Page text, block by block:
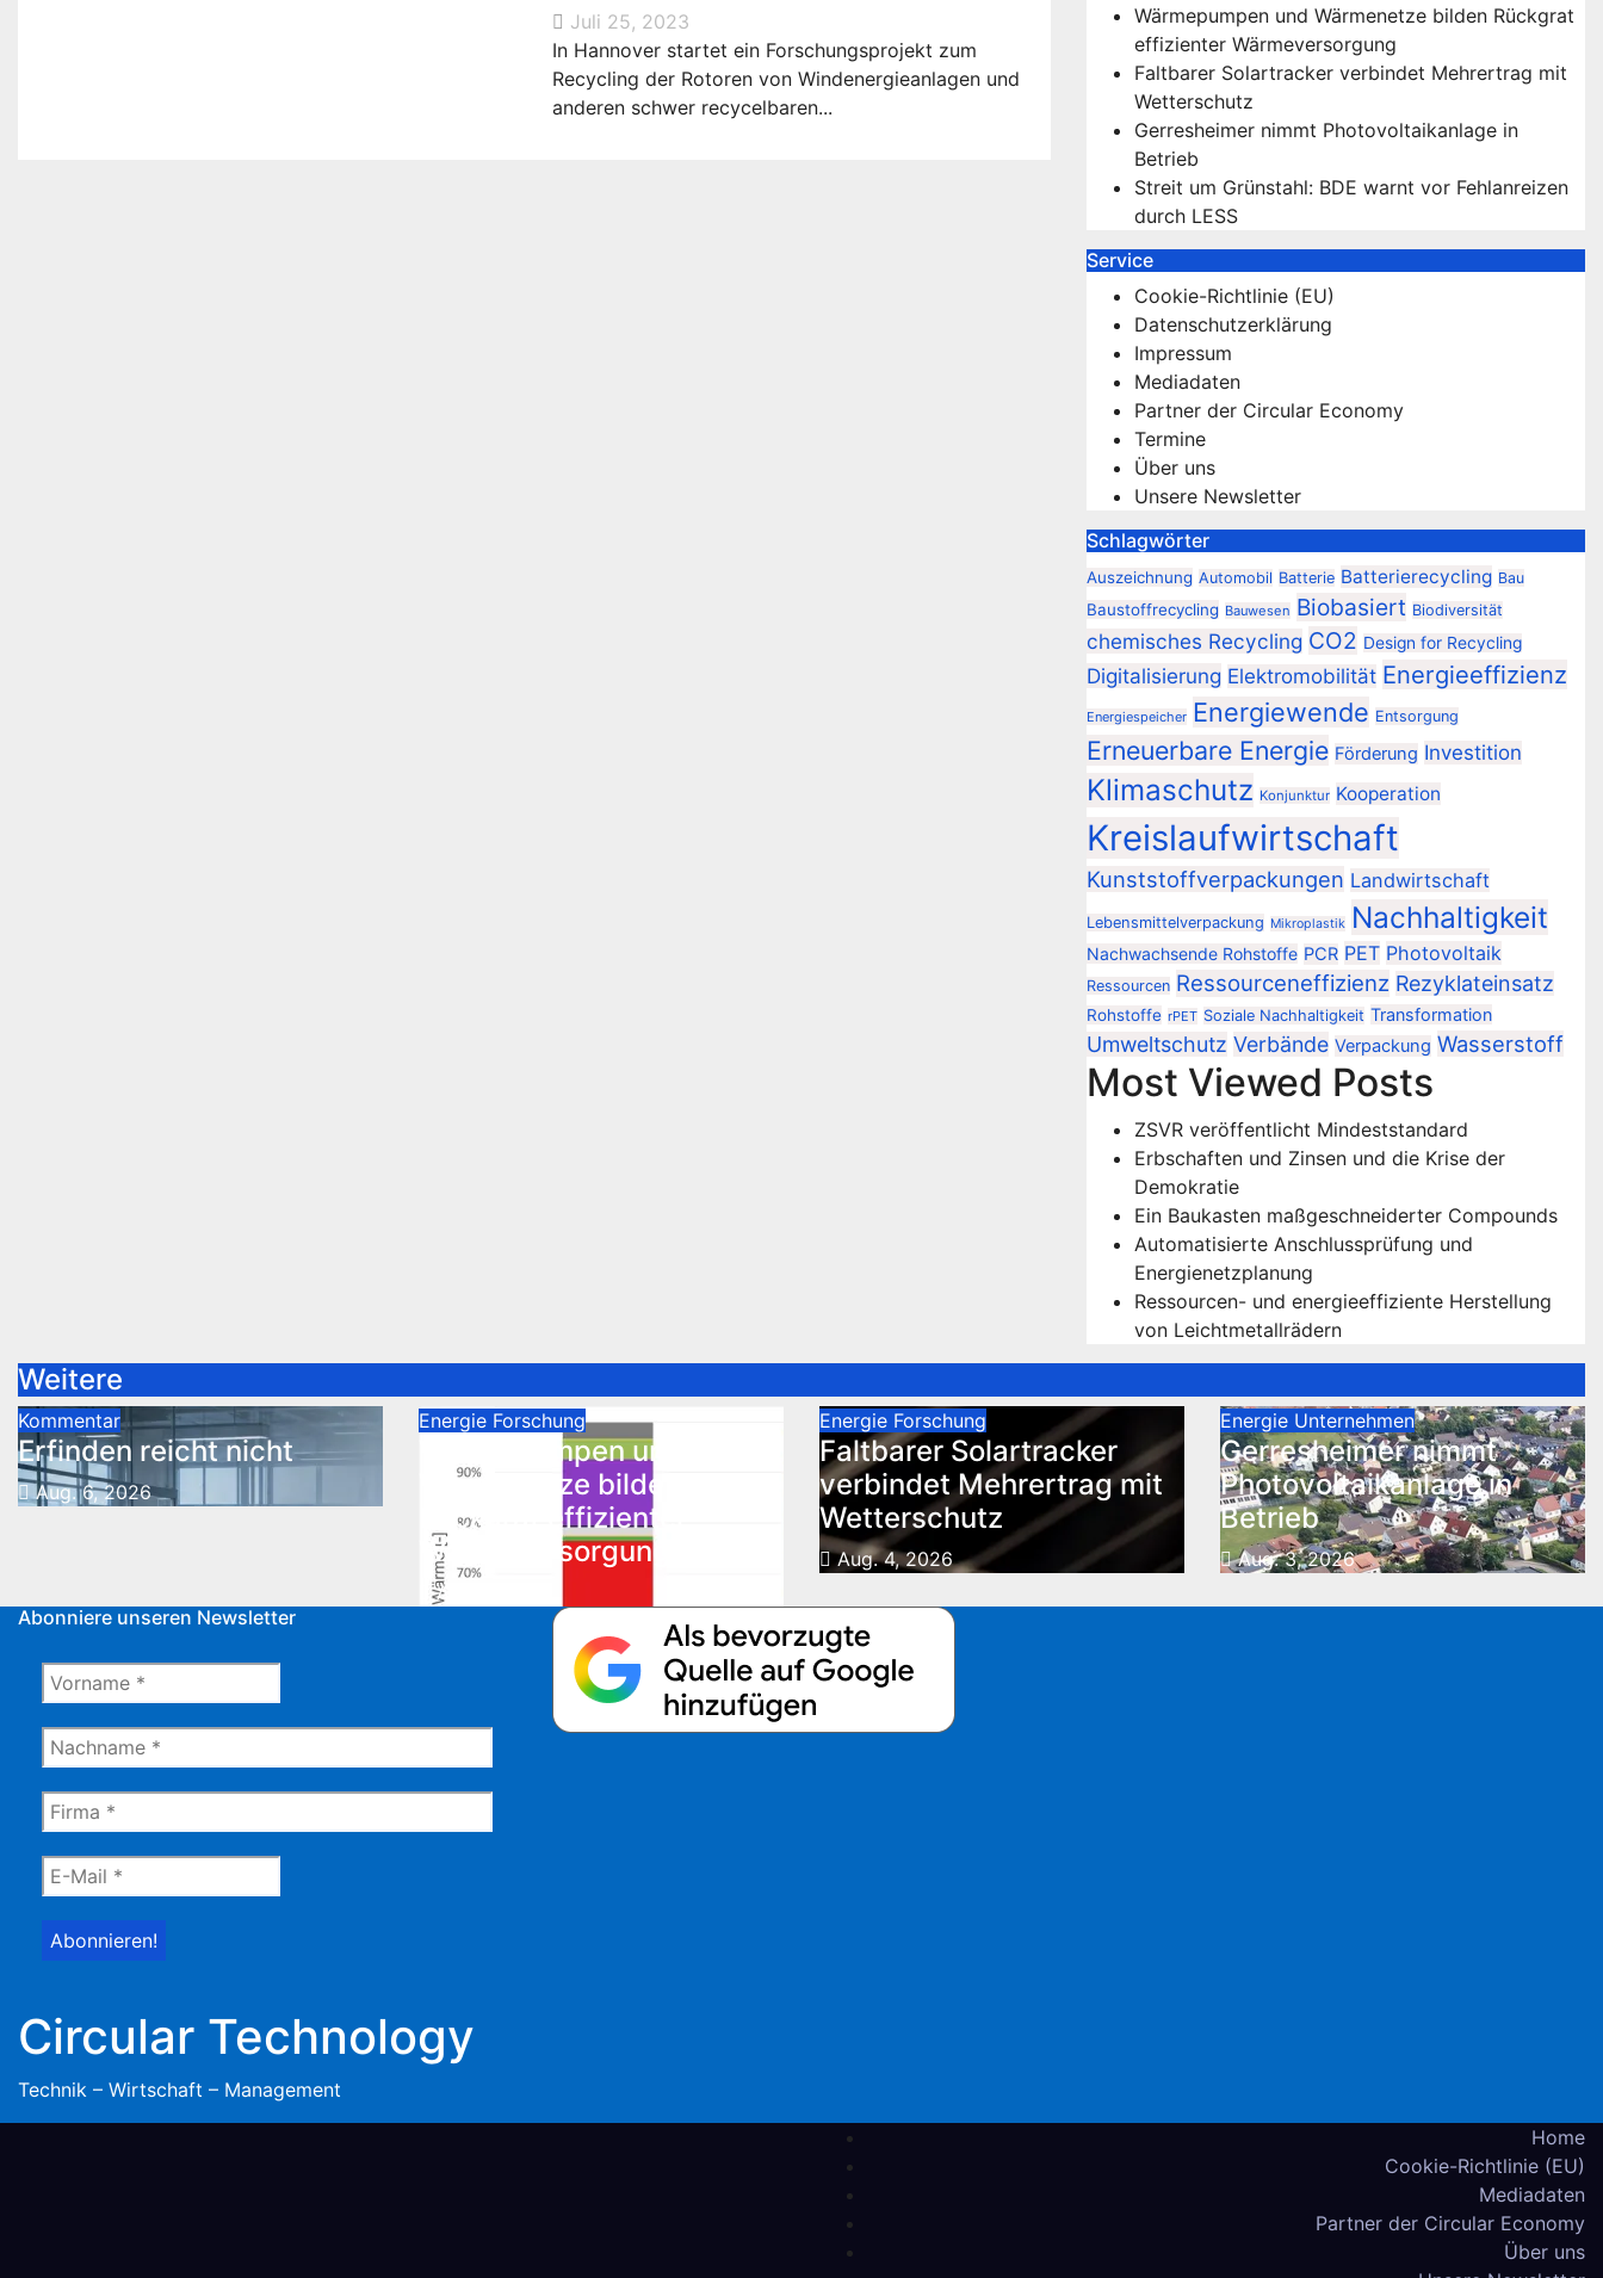
Juli 25, 2023
In Hannover startet ein Forschungsprojekt zum
Recycling der Rotoren von Windenergieanlagen und
anderen schwer recycelbaren...
Wärmepumpen und Wärmenetze bilden Rückgrat
effizienter Wärmeversorgung
Faltbarer Solartracker verbindet Mehrertrag mit
Wetterschutz
Gerresheimer nimmt Photovoltaikanlage in
Betrieb
Streit um Grünstahl: BDE warnt vor Fehlanreizen
durch LESS
Service
Cookie-Richtlinie (EU)
Datenschutzerklärung
Impressum
Mediadaten
Partner der Circular Economy
Termine
Über uns
Unsere Newsletter
Schlagwörter
Auszeichnung Automobil Batterie Batterierecycling Bau
Baustoffrecycling Bauwesen Biobasiert Biodiversität
chemisches Recycling CO2 Design for Recycling
Digitalisierung Elektromobilität Energieeffizienz
Energiespeicher Energiewende Entsorgung
Erneuerbare Energie Förderung Investition
Klimaschutz Konjunktur Kooperation
Kreislaufwirtschaft
Kunststoffverpackungen Landwirtschaft
Lebensmittelverpackung Mikroplastik Nachhaltigkeit
Nachwachsende Rohstoffe PCR PET Photovoltaik
Ressourcen Ressourceneffizienz Rezyklateinsatz
Rohstoffe rPET Soziale Nachhaltigkeit Transformation
Umweltschutz Verbände Verpackung Wasserstoff
Most Viewed Posts
ZSVR veröffentlicht Mindeststandard
Erbschaften und Zinsen und die Krise der
Demokratie
Ein Baukasten maßgeschneiderter Compounds
Automatisierte Anschlussprüfung und
Energienetzplanung
Ressourcen- und energieeffiziente Herstellung
von Leichtmetallrädern
Weitere
Kommentar
Erfinden reicht nicht
Aug. 6, 2026
Energie Forschung
Wärmepumpen und
Wärmenetze bilden
Rückgrat effizienter
Wärmeversorgung
Aug. 5, 2026
Energie Forschung
Faltbarer Solartracker
verbindet Mehrertrag mit
Wetterschutz
Aug. 4, 2026
Energie Unternehmen
Gerresheimer nimmt
Photovoltaikanlage in
Betrieb
Aug. 3, 2026
Abonniere unseren Newsletter
Circular Technology
Technik – Wirtschaft – Management
Home
Cookie-Richtlinie (EU)
Mediadaten
Partner der Circular Economy
Über uns